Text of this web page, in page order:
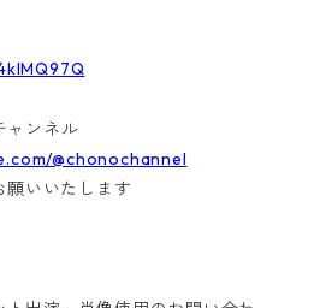
ャンネル
@chonochannel
いいたします